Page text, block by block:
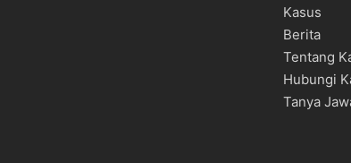
Kasus
Berita
Tentang
Hubungi
Tanya